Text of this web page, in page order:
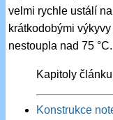
velmi rychle ustálí
krátkodobými
nestoupla nad 75 °C.
Kapitoly
Konstrukce